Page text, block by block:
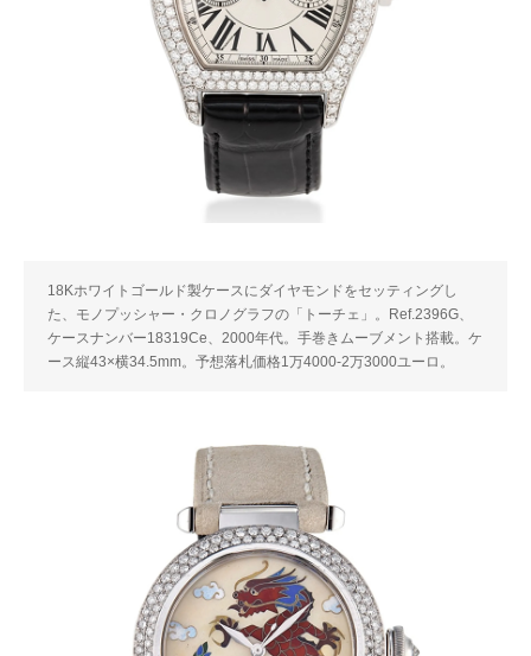
18Kホワイトゴールド製ケースにダイヤモンドをセッティングし
た、モノプッシャー・クロノグラフの「トーチェ」。Ref.2396G、
ケースナンバー18319Ce、2000年代。手巻きムーブメント搭載。ケ
ース縦43×横34.5mm。予想落札価格1万4000-2万3000ユーロ。